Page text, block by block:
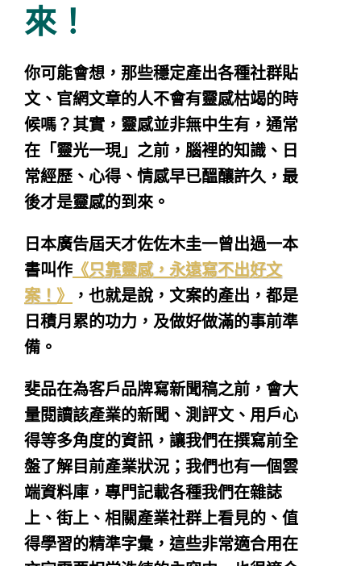
來！
你可能會想，那些穩定產出各種社群貼
文、官網文章的人不會有靈感枯竭的時
候嗎？其實，靈感並非無中生有，通常
在「靈光一現」之前，腦裡的知識、日
常經歷、心得、情感早已醞釀許久，最
後才是靈感的到來。
日本廣告屆天才佐佐木圭一曾出過一本
書叫作 《只靠靈感，永遠寫不出好文
案！ 》
，也就是說，文案的產出，都是
日積月累的功力，及做好做滿的事前準
備。
斐品在為客戶品牌寫新聞稿之前，會大
量閱讀該產業的新聞、測評文、用戶心
得等多角度的資訊，讓我們在撰寫前全
盤了解目前產業狀況；我們也有一個雲
端資料庫，專門記載各種我們在雜誌
上、街上、相關產業社群上看見的、值
得學習的精準字彙，這些非常適合用在